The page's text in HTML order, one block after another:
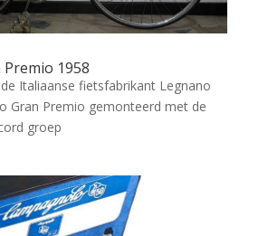
1958
Italiaanse fietsfabrikant Legnano
Gran Premio gemonteerd met de
groep